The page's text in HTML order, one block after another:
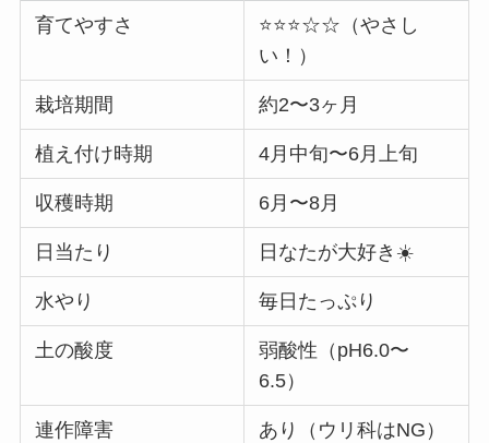
育てやすさ
⭐️⭐️⭐️☆☆（やさし
い！）
栽培期間 約2〜3ヶ月
植え付け時期 4月中旬〜6月上旬
収穫時期 6月〜8月
日当たり 日なたが大好き☀️
水やり 毎日たっぷり
土の酸度
弱酸性（pH6.0〜
6.5）
連作障害 あり（ウリ科はNG）